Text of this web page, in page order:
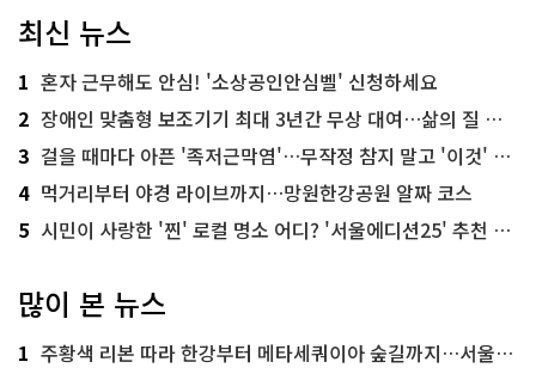
최신 뉴스
1 혼자 근무해도 안심! '소상공인안심벨' 신청하세요
2 장애인 맞춤형 보조기기 최대 3년간 무상 대여…삶의 질 높인다
3 걸을 때마다 아픈 '족저근막염'…무작정 참지 말고 '이것' 해보세요!
4 먹거리부터 야경 라이브까지…망원한강공원 알짜 코스
5 시민이 사랑한 '찐' 로컬 명소 어디? '서울에디션25' 추천 코스
많이 본 뉴스
1 주황색 리본 따라 한강부터 메타세쿼이아 숲길까지…서울둘레길 15코스